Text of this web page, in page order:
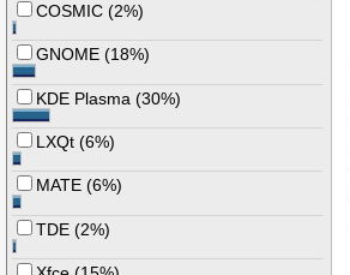
COSMIC (2%)
GNOME (18%)
KDE Plasma (30%)
LXQt (6%)
MATE (6%)
TDE (2%)